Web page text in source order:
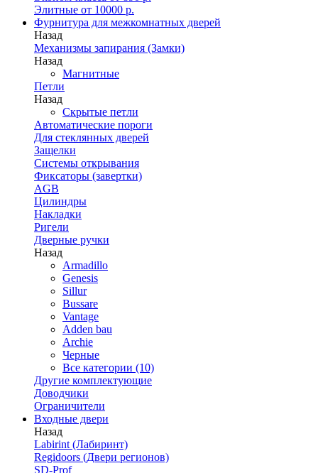
Элитные от 10000 р.
Фурнитура для межкомнатных дверей
Назад
Механизмы запирания (Замки)
Назад
Магнитные
Петли
Назад
Скрытые петли
Автоматические пороги
Для стеклянных дверей
Защелки
Системы открывания
Фиксаторы (завертки)
AGB
Цилиндры
Накладки
Ригели
Дверные ручки
Назад
Armadillo
Genesis
Sillur
Bussare
Vantage
Adden bau
Archie
Черные
Все категории (10)
Другие комплектующие
Доводчики
Ограничители
Входные двери
Назад
Labirint (Лабиринт)
Regidoors (Двери регионов)
SD-Prof